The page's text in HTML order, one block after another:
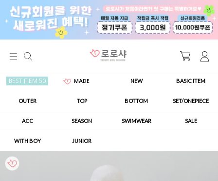
BEST ITEM 50 MADE NEW BASIC ITEM
OUTER TOP BOTTOM SET/ONEPIECE
ACC SEASON SWIMWEAR SALE
WITH BOY JUNIOR